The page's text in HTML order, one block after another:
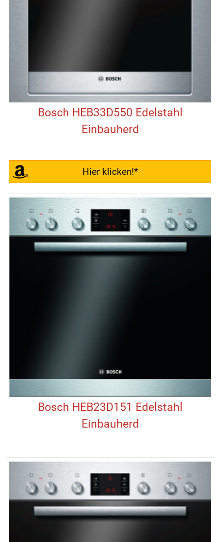
Bosch HEB33D550 Edelstahl
Einbauherd
Hier klicken!*
Bosch HEB23D151 Edelstahl
Einbauherd